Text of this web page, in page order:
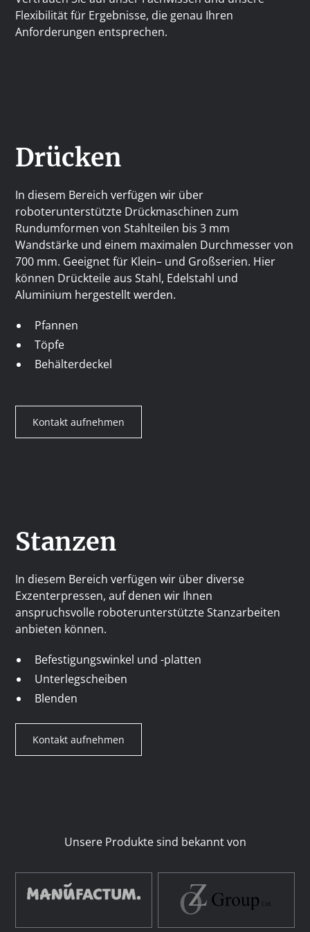
Flexibilität für Ergebnisse, die genau Ihren
Anforderungen entsprechen.
Drücken
In diesem Bereich verfügen wir über
roboterunterstützte Drückmaschinen zum
Rundumformen von Stahlteilen bis 3 mm
Wandstärke und einem maximalen Durchmesser von
700 mm. Geeignet für Klein– und Großserien. Hier
können Drückteile aus Stahl, Edelstahl und
Aluminium hergestellt werden.
Pfannen
Töpfe
Behälterdeckel
Kontakt aufnehmen
In diesem Bereich verfügen wir über diverse
Exzenterpressen, auf denen wir Ihnen
anspruchsvolle roboterunterstützte Stanzarbeiten
anbieten können.
Befestigungswinkel und -platten
Unterlegscheiben
Blenden
Kontakt aufnehmen
Stanzen
Unsere Produkte sind bekannt von